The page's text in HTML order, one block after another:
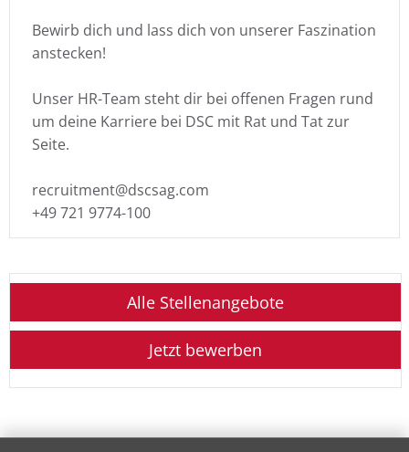
Alle Stellenangebote
Jetzt bewerben
Bewirb dich und lass dich von unserer Faszination
anstecken!
Unser HR-Team steht dir bei offenen Fragen rund
um deine Karriere bei DSC mit Rat und Tat zur
Seite.
recruitment@dscsag.com
+49 721 9774-100